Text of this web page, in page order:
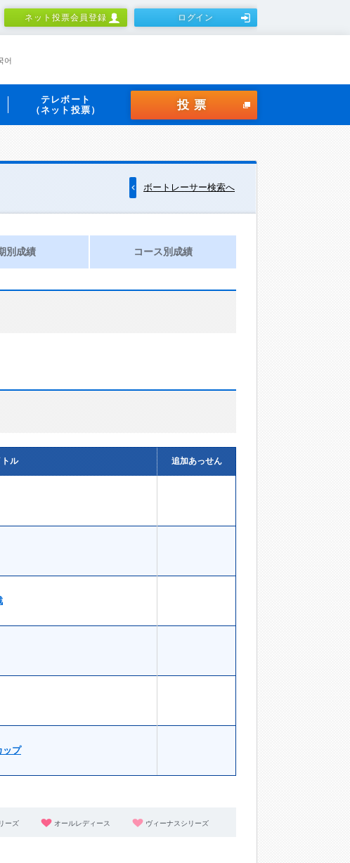
ネット投票会員登録 ログイン
어
テレボート
（ネット投票）
投票
ボートレーサー検索へ
別成績 コース別成績
ル 追加あっせん
ップ
ーズ オールレディース ヴィーナスシリーズ